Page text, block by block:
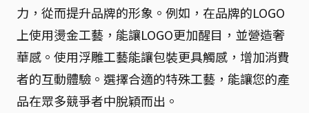
力，從而提升品牌的形象。例如，在品牌的LOGO
上使用燙金工藝，能讓LOGO更加醒目，並營造奢
華感。使用浮雕工藝能讓包裝更具觸感，增加消費
者的互動體驗。選擇合適的特殊工藝，能讓您的產
品在眾多競爭者中脫穎而出。